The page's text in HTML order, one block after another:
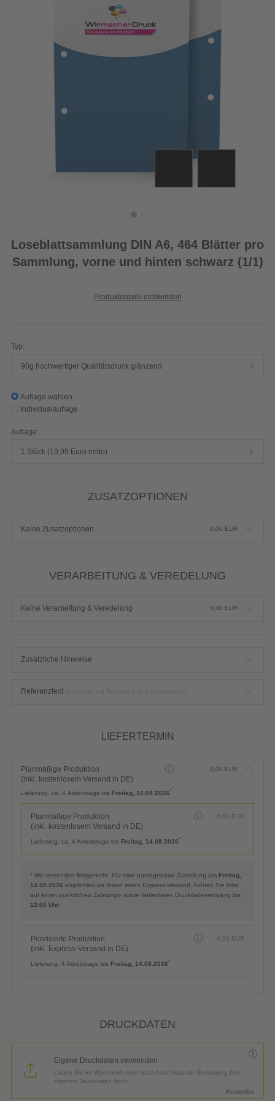
Loseblattsammlung DIN A6, 464 Blätter pro
Sammlung, vorne und hinten schwarz (1/1)
Produktdetails einblenden
Typ:
90g hochwertiger Qualitätsdruck glänzend
Auflage wählen
Individualauflage
Auflage:
1 Stück (19,99 Euro netto)
ZUSATZOPTIONEN
Keine Zusatzoptionen 0,00 EUR
VERARBEITUNG & VEREDELUNG
Keine Verarbeitung & Veredelung 0,00 EUR
Zusätzliche Hinweise
Referenztext
LIEFERTERMIN
Planmäßige Produktion
(inkl. kostenlosem Versand in DE)
0,00 EUR
Lieferung: ca. 4 Arbeitstage bis Freitag, 14.08.2026*
Planmäßige Produktion
(inkl. kostenlosem Versand in DE)
0,00 EUR
Lieferung: ca. 4 Arbeitstage bis Freitag, 14.08.2026*
* Wir versenden fristgerecht. Für eine punktgenaue Zustellung am Freitag,
14.08.2026 empfehlen wir Ihnen einen Express-Versand. Achten Sie bitte
auf einen pünktlichen Zahlungs- sowie fehlerfreien Druckdateneingang bis
12:00 Uhr
Priorisierte Produktion
(inkl. Express-Versand in DE)
6,50 EUR
Lieferung: 4 Arbeitstage bis Freitag, 14.08.2026*
DRUCKDATEN
Eigene Druckdaten verwenden
Laden Sie im Warenkorb oder nach Abschluss der Bestellung Ihre
eigenen Druckdaten hoch.
Kostenlos